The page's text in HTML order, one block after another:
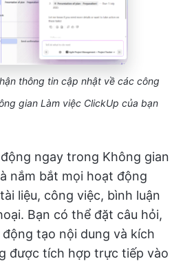
thông tin cập nhật về các công
gian Làm việc ClickUp của bạn
ngay trong Không gian
nắm bắt mọi hoạt động
liệu, công việc, bình luận
Bạn có thể đặt câu hỏi,
tạo nội dung và kích
được tích hợp trực tiếp vào